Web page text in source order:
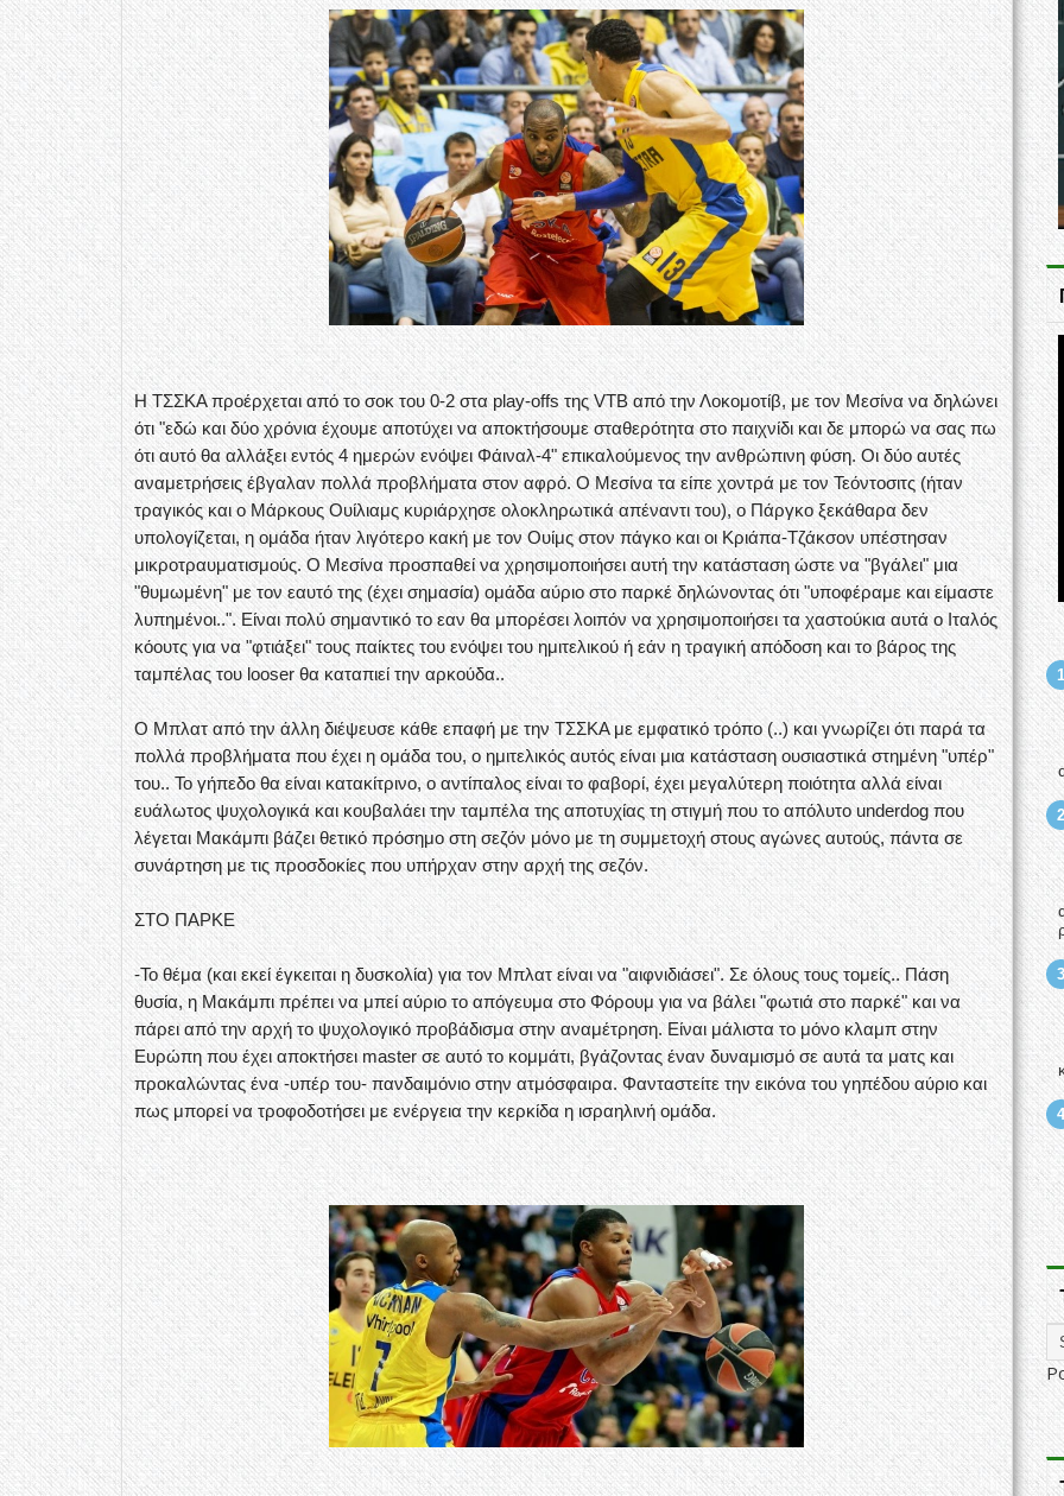
Η ΤΣΣΚΑ προέρχεται από το σοκ του 0-2 στα play-offs της VTB από την Λοκομοτίβ, με τον Μεσίνα να δηλώνει
ότι "εδώ και δύο χρόνια έχουμε αποτύχει να αποκτήσουμε σταθερότητα στο παιχνίδι και δε μπορώ να σας πω
ότι αυτό θα αλλάξει εντός 4 ημερών ενόψει Φάιναλ-4" επικαλούμενος την ανθρώπινη φύση. Οι δύο αυτές
αναμετρήσεις έβγαλαν πολλά προβλήματα στον αφρό. Ο Μεσίνα τα είπε χοντρά με τον Τεόντοσιτς (ήταν
τραγικός και ο Μάρκους Ουίλιαμς κυριάρχησε ολοκληρωτικά απέναντι του), ο Πάργκο ξεκάθαρα δεν
υπολογίζεται, η ομάδα ήταν λιγότερο κακή με τον Ουίμς στον πάγκο και οι Κριάπα-Τζάκσον υπέστησαν
μικροτραυματισμούς. Ο Μεσίνα προσπαθεί να χρησιμοποιήσει αυτή την κατάσταση ώστε να "βγάλει" μια
"θυμωμένη" με τον εαυτό της (έχει σημασία) ομάδα αύριο στο παρκέ δηλώνοντας ότι "υποφέραμε και είμαστε
λυπημένοι..". Είναι πολύ σημαντικό το εαν θα μπορέσει λοιπόν να χρησιμοποιήσει τα χαστούκια αυτά ο Ιταλός
κόουτς για να "φτιάξει" τους παίκτες του ενόψει του ημιτελικού ή εάν η τραγική απόδοση και το βάρος της
ταμπέλας του looser θα καταπιεί την αρκούδα..
Ο Μπλατ από την άλλη διέψευσε κάθε επαφή με την ΤΣΣΚΑ με εμφατικό τρόπο (..) και γνωρίζει ότι παρά τα
πολλά προβλήματα που έχει η ομάδα του, ο ημιτελικός αυτός είναι μια κατάσταση ουσιαστικά στημένη "υπέρ"
του.. Το γήπεδο θα είναι κατακίτρινο, ο αντίπαλος είναι το φαβορί, έχει μεγαλύτερη ποιότητα αλλά είναι
ευάλωτος ψυχολογικά και κουβαλάει την ταμπέλα της αποτυχίας τη στιγμή που το απόλυτο underdog που
λέγεται Μακάμπι βάζει θετικό πρόσημο στη σεζόν μόνο με τη συμμετοχή στους αγώνες αυτούς, πάντα σε
συνάρτηση με τις προσδοκίες που υπήρχαν στην αρχή της σεζόν.
ΣΤΟ ΠΑΡΚΕ
-Το θέμα (και εκεί έγκειται η δυσκολία) για τον Μπλατ είναι να "αιφνιδιάσει". Σε όλους τους τομείς.. Πάση
θυσία, η Μακάμπι πρέπει να μπεί αύριο το απόγευμα στο Φόρουμ για να βάλει "φωτιά στο παρκέ" και να
πάρει από την αρχή το ψυχολογικό προβάδισμα στην αναμέτρηση. Είναι μάλιστα το μόνο κλαμπ στην
Ευρώπη που έχει αποκτήσει master σε αυτό το κομμάτι, βγάζοντας έναν δυναμισμό σε αυτά τα ματς και
προκαλώντας ένα -υπέρ του- πανδαιμόνιο στην ατμόσφαιρα. Φανταστείτε την εικόνα του γηπέδου αύριο και
πως μπορεί να τροφοδοτήσει με ενέργεια την κερκίδα η ισραηλινή ομάδα.